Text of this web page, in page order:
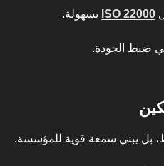
ISO 22000 بسهولة.
ضبط الجودة.